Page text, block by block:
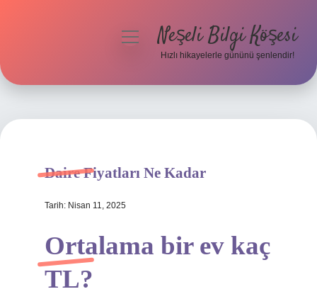
Hakkımızda
menüyüNeşeli Bilgi Köşesi
Hızlı hikayelerle gününü şenlendir!
Daire Fiyatları Ne Kadar
Tarih: Nisan 11, 2025
Ortalama bir ev kaç
TL?